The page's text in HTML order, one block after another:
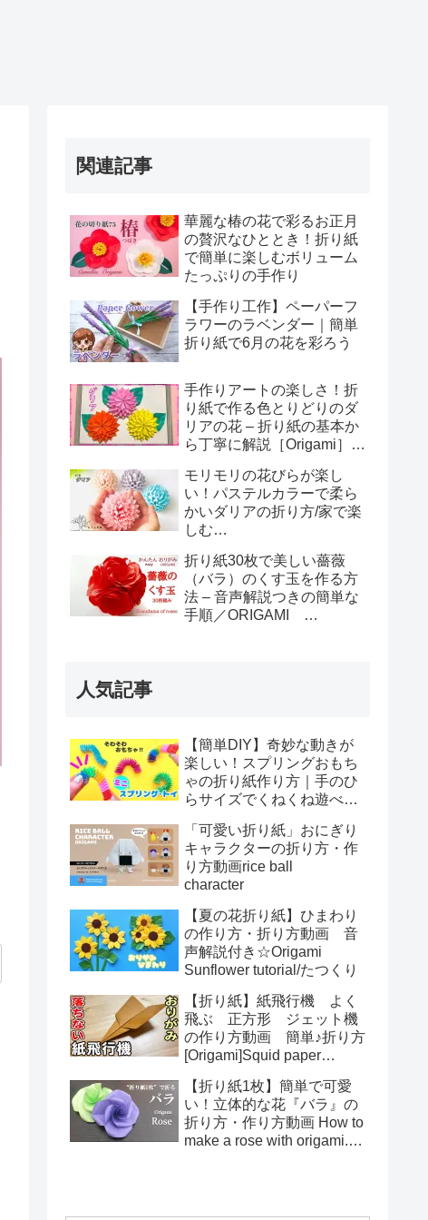
関連記事
華麗な椿の花で彩るお正月
の贅沢なひととき！折り紙
で簡単に楽しむボリューム
たっぷりの手作り
【手作り工作】ペーパーフ
ラワーのラベンダー｜簡単
折り紙で6月の花を彩ろう
手作りアートの楽しさ！折
り紙で作る色とりどりのダ
リアの花 – 折り紙の基本か
ら丁寧に解説［Origami］
モリモリの花びらが楽し
い！パステルカラーで柔ら
かいダリアの折り方/家で楽
しむ
a
折り紙30枚で美しい薔薇
（バラ）のくす玉を作る方
法 – 音声解説つきの簡単な
手順／ORIGAMI
人気記事
【簡単DIY】奇妙な動きが
楽しい！スプリングおもち
ゃの折り紙作り方｜手のひ
らサイズでくねくね遊べ
toys Origami
「可愛い折り紙」おにぎり
キャラクターの折り方・作
り方動画rice ball
character
【夏の花折り紙】ひまわり
の作り方・折り方動画 音
声解説付き☆Origami
Sunflower tutorial/たつくり
【折り紙】紙飛行機 よく
飛ぶ 正方形 ジェット機
の作り方動画 簡単♪折り方
[Origami]Squid paper
【折り紙1枚】簡単で可愛
い！立体的な花『バラ』の
折り方・作り方動画 How to
make a rose with origami.It's